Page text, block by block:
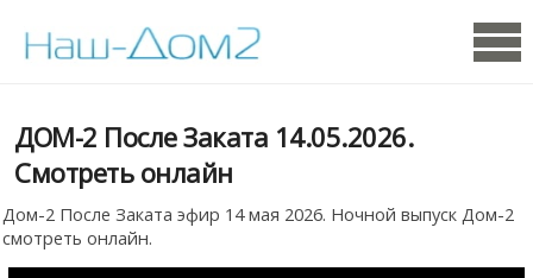
ДОМ-2 После Заката 14.05.2026.
Смотреть онлайн
Дом-2 После Заката эфир 14 мая 2026. Ночной выпуск Дом-2
смотреть онлайн.